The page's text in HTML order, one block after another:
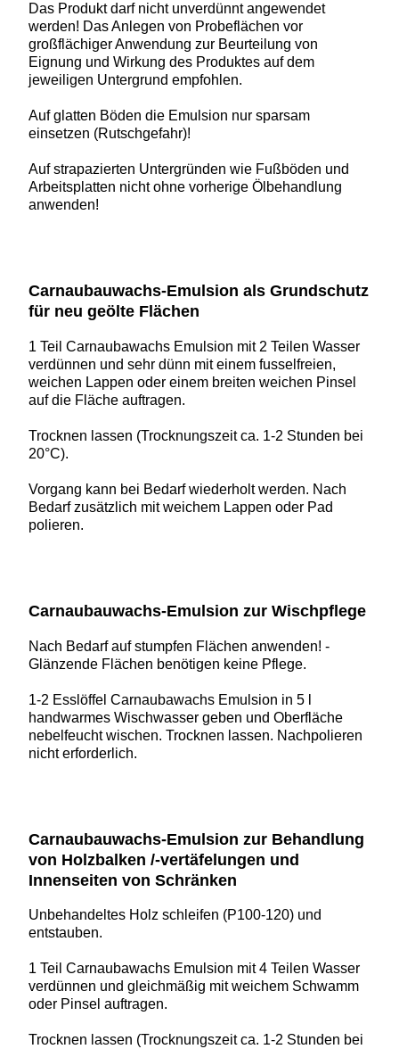
Das Produkt darf nicht unverdünnt angewendet
werden! Das Anlegen von Probeflächen vor
großflächiger Anwendung zur Beurteilung von
Eignung und Wirkung des Produktes auf dem
jeweiligen Untergrund empfohlen.
Auf glatten Böden die Emulsion nur sparsam
einsetzen (Rutschgefahr)!
Auf strapazierten Untergründen wie Fußböden und
Arbeitsplatten nicht ohne vorherige Ölbehandlung
anwenden!
Carnaubauwachs-Emulsion als Grundschutz
für neu geölte Flächen
1 Teil Carnaubawachs Emulsion mit 2 Teilen Wasser
verdünnen und sehr dünn mit einem fusselfreien,
weichen Lappen oder einem breiten weichen Pinsel
auf die Fläche auftragen.
Trocknen lassen (Trocknungszeit ca. 1-2 Stunden bei
20°C).
Vorgang kann bei Bedarf wiederholt werden. Nach
Bedarf zusätzlich mit weichem Lappen oder Pad
polieren.
Carnaubauwachs-Emulsion zur Wischpflege
Nach Bedarf auf stumpfen Flächen anwenden! -
Glänzende Flächen benötigen keine Pflege.
1-2 Esslöffel Carnaubawachs Emulsion in 5 l
handwarmes Wischwasser geben und Oberfläche
nebelfeucht wischen. Trocknen lassen. Nachpolieren
nicht erforderlich.
Carnaubauwachs-Emulsion zur Behandlung
von Holzbalken /-vertäfelungen und
Innenseiten von Schränken
Unbehandeltes Holz schleifen (P100-120) und
entstauben.
1 Teil Carnaubawachs Emulsion mit 4 Teilen Wasser
verdünnen und gleichmäßig mit weichem Schwamm
oder Pinsel auftragen.
Trocknen lassen (Trocknungszeit ca. 1-2 Stunden bei